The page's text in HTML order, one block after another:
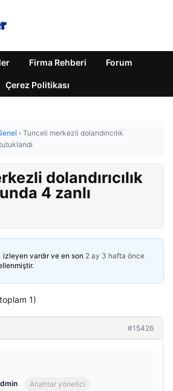
Firma Rehberi Forum
Çerez Politikası
› Tunceli merkezli dolandırıcılık
dolandırıcılık
4 zanlı
izleyen vardır ve en son 2 ay 3 hafta önce
1)
#15426
Anahtar yönetici